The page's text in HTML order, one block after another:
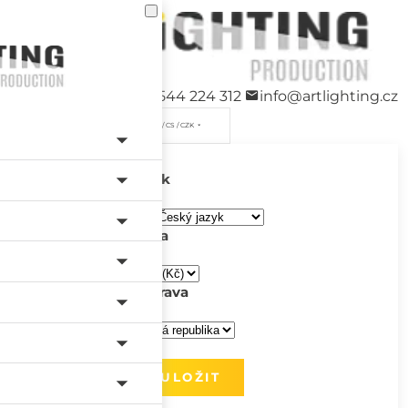
+420 544 224 312 info@artlighting.cz
/ CS / CZK
Jazyk
Měna
Doprava